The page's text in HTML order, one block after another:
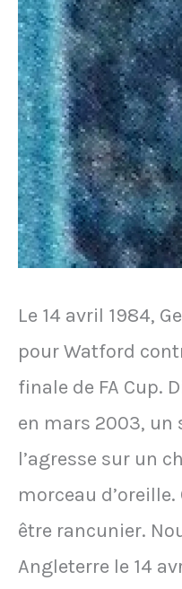
le
gardien
de
la
Colombie
Le 14 avril 1984,
pour Watford
finale de FA Cup.
en mars 2003,
l’agresse sur un
morceau d’oreille.
être rancunier.
Angleterre le 14